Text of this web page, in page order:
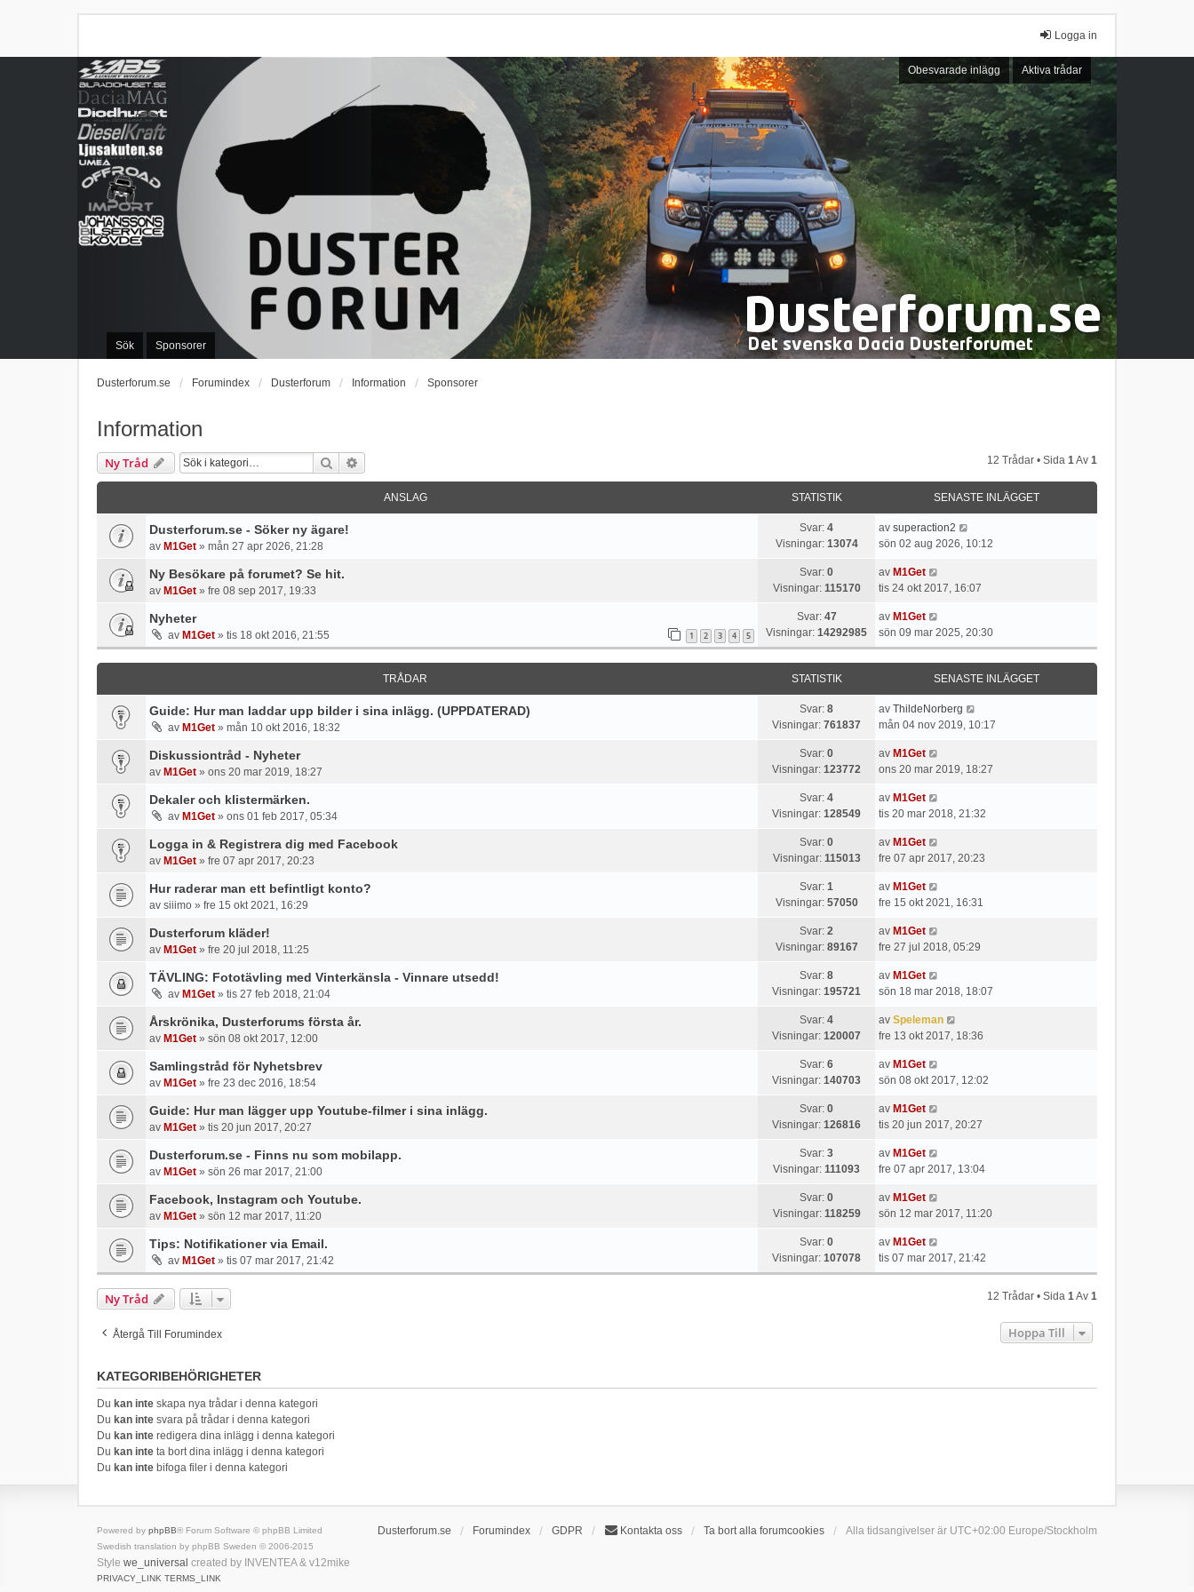
Logga in
Obesvarade inlägg Aktiva trådar
Sök Sponsorer
Dusterforum.se Forumindex Dusterforum Information Sponsorer
Information
Ny Tråd Sök 12 Trådar • Sida 1Av 1
ANSLAG STATISTIK SENASTE INLÄGGET
Dusterforum.se - Söker ny ägare!
av M1Get » mån 27 apr 2026, 21:28
Svar: 4
Visningar: 13074
av superaction2
sön 02 aug 2026, 10:12
Ny Besökare på forumet? Se hit.
av M1Get » fre 08 sep 2017, 19:33
Svar: 0
Visningar: 115170
av M1Get
tis 24 okt 2017, 16:07
Nyheter
av M1Get » tis 18 okt 2016, 21:55 1 2 3 4 5
Svar: 47
Visningar: 14292985
av M1Get
sön 09 mar 2025, 20:30
TRÅDAR STATISTIK SENASTE INLÄGGET
Guide: Hur man laddar upp bilder i sina inlägg. (UPPDATERAD)
av M1Get » mån 10 okt 2016, 18:32
Svar: 8
Visningar: 761837
av ThildeNorberg
mån 04 nov 2019, 10:17
Diskussiontråd - Nyheter
av M1Get » ons 20 mar 2019, 18:27
Svar: 0
Visningar: 123772
av M1Get
ons 20 mar 2019, 18:27
Dekaler och klistermärken.
av M1Get » ons 01 feb 2017, 05:34
Svar: 4
Visningar: 128549
av M1Get
tis 20 mar 2018, 21:32
Logga in & Registrera dig med Facebook
av M1Get » fre 07 apr 2017, 20:23
Svar: 0
Visningar: 115013
av M1Get
fre 07 apr 2017, 20:23
Hur raderar man ett befintligt konto?
av siiimo » fre 15 okt 2021, 16:29
Svar: 1
Visningar: 57050
av M1Get
fre 15 okt 2021, 16:31
Dusterforum kläder!
av M1Get » fre 20 jul 2018, 11:25
Svar: 2
Visningar: 89167
av M1Get
fre 27 jul 2018, 05:29
TÄVLING: Fototävling med Vinterkänsla - Vinnare utsedd!
av M1Get » tis 27 feb 2018, 21:04
Svar: 8
Visningar: 195721
av M1Get
sön 18 mar 2018, 18:07
Årskrönika, Dusterforums första år.
av M1Get » sön 08 okt 2017, 12:00
Svar: 4
Visningar: 120007
av Speleman
fre 13 okt 2017, 18:36
Samlingstråd för Nyhetsbrev
av M1Get » fre 23 dec 2016, 18:54
Svar: 6
Visningar: 140703
av M1Get
sön 08 okt 2017, 12:02
Guide: Hur man lägger upp Youtube-filmer i sina inlägg.
av M1Get » tis 20 jun 2017, 20:27
Svar: 0
Visningar: 126816
av M1Get
tis 20 jun 2017, 20:27
Dusterforum.se - Finns nu som mobilapp.
av M1Get » sön 26 mar 2017, 21:00
Svar: 3
Visningar: 111093
av M1Get
fre 07 apr 2017, 13:04
Facebook, Instagram och Youtube.
av M1Get » sön 12 mar 2017, 11:20
Svar: 0
Visningar: 118259
av M1Get
sön 12 mar 2017, 11:20
Tips: Notifikationer via Email.
av M1Get » tis 07 mar 2017, 21:42
Svar: 0
Visningar: 107078
av M1Get
tis 07 mar 2017, 21:42
Ny Tråd 12 Trådar • Sida 1Av 1
Återgå Till Forumindex Hoppa Till
KATEGORIBEHÖRIGHETER
Du kan inte skapa nya trådar i denna kategori
Du kan inte svara på trådar i denna kategori
Du kan inte redigera dina inlägg i denna kategori
Du kan inte ta bort dina inlägg i denna kategori
Du kan inte bifoga filer i denna kategori
Dusterforum.se Forumindex GDPR Kontakta oss Ta bort alla forumcookies Alla tidsangivelser är UTC+02:00 Europe/Stockholm
Powered by phpBB® Forum Software © phpBB Limited
Swedish translation by phpBB Sweden © 2006-2015
Style we_universal created by INVENTEA & v12mike
PRIVACY_LINK TERMS_LINK